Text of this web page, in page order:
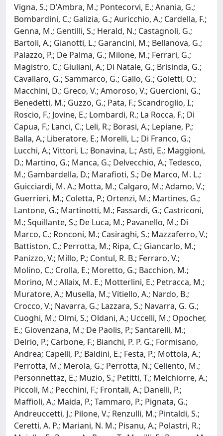
Vigna, S.; D'Ambra, M.; Pontecorvi, E.; Anania, G.;
Bombardini, C.; Galizia, G.; Auricchio, A.; Cardella, F.;
Genna, M.; Gentilli, S.; Herald, N.; Castagnoli, G.;
Bartoli, A.; Gianotti, L.; Garancini, M.; Bellanova, G.;
Palazzo, P.; De Palma, G.; Milone, M.; Ferrari, G.;
Magistro, C.; Giuliani, A.; Di Natale, G.; Brisinda, G.;
Cavallaro, G.; Sammarco, G.; Gallo, G.; Goletti, O.;
Macchini, D.; Greco, V.; Amoroso, V.; Guercioni, G.;
Benedetti, M.; Guzzo, G.; Pata, F.; Scandroglio, I.;
Roscio, F.; Jovine, E.; Lombardi, R.; La Rocca, F.; Di
Capua, F.; Lanci, C.; Leli, R.; Borasi, A.; Lepiane, P.;
Balla, A.; Liberatore, E.; Morelli, L.; Di Franco, G.;
Lucchi, A.; Vittori, L.; Bonavina, L.; Asti, E.; Maggioni,
D.; Martino, G.; Manca, G.; Delvecchio, A.; Tedesco,
M.; Gambardella, D.; Marafioti, S.; De Marco, M. L.;
Guicciardi, M. A.; Motta, M.; Calgaro, M.; Adamo, V.;
Guerrieri, M.; Coletta, P.; Ortenzi, M.; Martines, G.;
Lantone, G.; Martinotti, M.; Fassardi, G.; Castriconi,
M.; Squillante, S.; De Luca, M.; Pavanello, M.; Di
Marco, C.; Ronconi, M.; Casiraghi, S.; Mazzaferro, V.;
Battiston, C.; Perrotta, M.; Ripa, C.; Giancarlo, M.;
Panizzo, V.; Millo, P.; Contul, R. B.; Ferraro, V.;
Molino, C.; Crolla, E.; Moretto, G.; Bacchion, M.;
Morino, M.; Allaix, M. E.; Motterlini, E.; Petracca, M.;
Muratore, A.; Musella, M.; Vitiello, A.; Nardo, B.;
Crocco, V.; Navarra, G.; Lazzara, S.; Navarra, G. G.;
Cuoghi, M.; Olmi, S.; Oldani, A.; Uccelli, M.; Opocher,
E.; Giovenzana, M.; De Paolis, P.; Santarelli, M.;
Delrio, P.; Carbone, F.; Bianchi, P. P. G.; Formisano,
Andrea; Capelli, P.; Baldini, E.; Festa, P.; Mottola, A.;
Perrotta, M.; Merola, G.; Perrotta, N.; Celiento, M.;
Personnettaz, E.; Muzio, S.; Petitti, T.; Melchiorre, A.;
Piccoli, M.; Pecchini, F.; Frontali, A.; Danelli, P.;
Maffioli, A.; Maida, P.; Tammaro, P.; Pignata, G.;
Andreuccetti, J.; Pilone, V.; Renzulli, M.; Pintaldi, S.;
Ceretti, A. P.; Mariani, N. M.; Pisanu, A.; Polastri, R.;